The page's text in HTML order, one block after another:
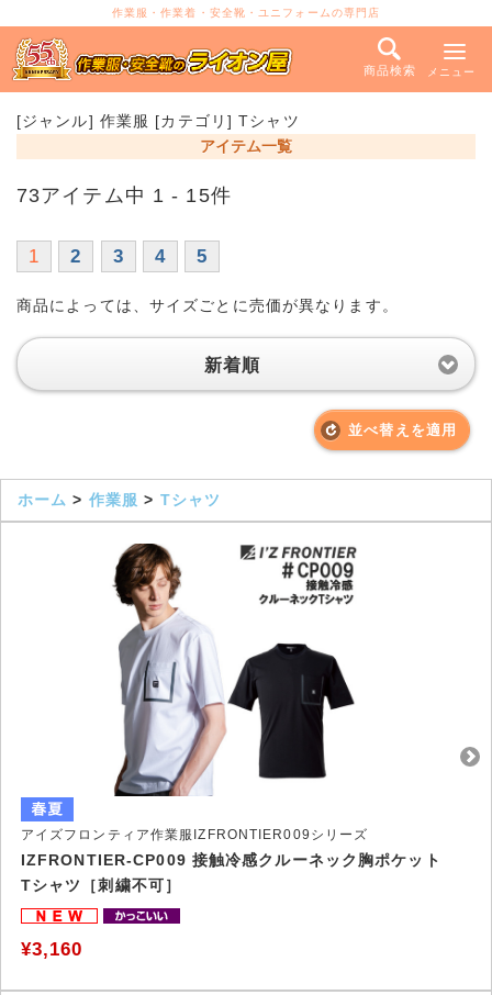
作業服・作業着・安全靴・ユニフォームの専門店
商品検索 メニュー
[ジャンル] 作業服 [カテゴリ] Tシャツ
アイテム一覧
73アイテム中 1 - 15件
1 2 3 4 5
商品によっては、サイズごとに売価が異なります。
新着順
並べ替えを適用
ホーム > 作業服 > Tシャツ
アイズフロンティア作業服IZFRONTIER009シリーズ
IZFRONTIER-CP009 接触冷感クルーネック胸ポケット
Tシャツ［刺繍不可］
¥3,160